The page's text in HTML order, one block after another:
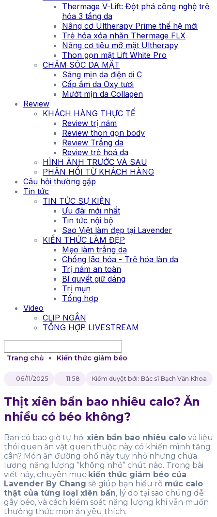
Thermage V-Lift: Đột phá công nghệ trẻ
hóa 3 tầng da
Nâng cơ Ultherapy Prime thế hệ mới
Trẻ hóa xóa nhăn Thermage FLX
Nâng cơ tiêu mỡ mặt Ultherapy
Thon gọn mặt Lift White Pro
CHĂM SÓC DA MẶT
Sáng mịn da điện di C
Cấp ẩm da Oxy tươi
Mướt mịn da Collagen
Review
KHÁCH HÀNG THỰC TẾ
Review trị nám
Review thon gọn body
Review Trắng da
Review trẻ hoá da
HÌNH ẢNH TRƯỚC VÀ SAU
PHẢN HỒI TỪ KHÁCH HÀNG
Câu hỏi thường gặp
Tin tức
TIN TỨC SỰ KIỆN
Ưu đãi mới nhất
Tin tức nội bộ
Sao Việt làm đẹp tại Lavender
KIẾN THỨC LÀM ĐẸP
Mẹo làm trắng da
Chống lão hóa - Trẻ hóa làn da
Trị nám an toàn
Bí quyết giữ dáng
Trị mụn
Tổng hợp
Video
CLIP NGẮN
TỔNG HỢP LIVESTREAM
Trang chủ Kiến thức giảm béo
06/11/2025 11:58 Kiểm duyệt bởi: Bác sĩ Bạch Văn Khoa
Thịt xiên bẩn bao nhiêu calo? Ăn
nhiều có béo không?
Bạn có bao giờ tự hỏi xiên bẩn bao nhiêu calo và liệu
thói quen ăn vặt quen thuộc này có khiến mình tăng
cân? Món ăn đường phố này tuy nhỏ nhưng chứa
lượng năng lượng “không nhỏ” chút nào. Trong bài
viết này, chuyên mục kiến thức giảm béo của
Lavender By Chang sẽ giúp bạn hiểu rõ mức calo
thật của từng loại xiên bẩn, lý do tại sao chúng dễ
gây béo, và cách kiểm soát năng lượng khi vẫn muốn
thưởng thức món ăn yêu thích.